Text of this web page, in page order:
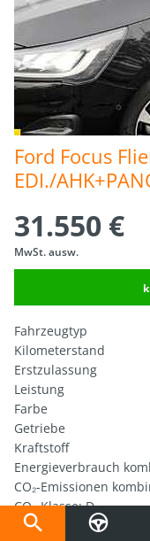
Ford Focus
EDI./
31.550 €
MwSt. ausw.
Fahrzeugtyp
Kilometerstand
Erstzulassung
Leistung
Farbe
Getriebe
Kraftstoff
Energieverbrauch
CO₂-Emissionen
CO₂-Klasse: D
Information über